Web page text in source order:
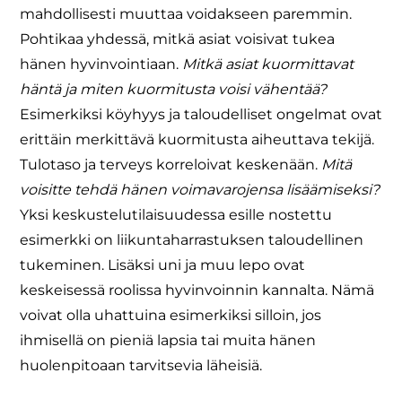
mahdollisesti muuttaa voidakseen paremmin.
Pohtikaa yhdessä, mitkä asiat voisivat tukea
hänen hyvinvointiaan. Mitkä asiat kuormittavat
häntä ja miten kuormitusta voisi vähentää?
Esimerkiksi köyhyys ja taloudelliset ongelmat ovat
erittäin merkittävä kuormitusta aiheuttava tekijä.
Tulotaso ja terveys korreloivat keskenään. Mitä
voisitte tehdä hänen voimavarojensa lisäämiseksi?
Yksi keskustelutilaisuudessa esille nostettu
esimerkki on liikuntaharrastuksen taloudellinen
tukeminen. Lisäksi uni ja muu lepo ovat
keskeisessä roolissa hyvinvoinnin kannalta. Nämä
voivat olla uhattuina esimerkiksi silloin, jos
ihmisellä on pieniä lapsia tai muita hänen
huolenpitoaan tarvitsevia läheisiä.